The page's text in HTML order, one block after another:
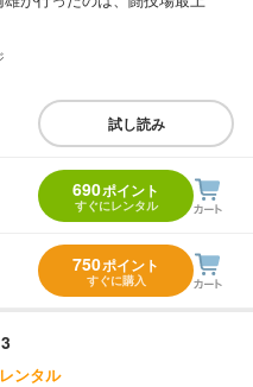
試し読み
690ポイント
すぐにレンタル
750ポイント
すぐに購入
ンタル